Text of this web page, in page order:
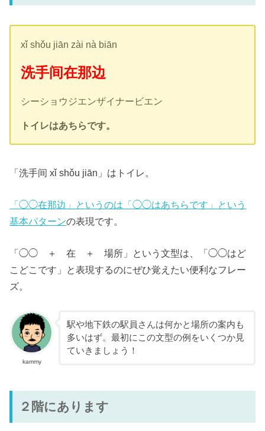
xǐ shǒu jiān zài nà biān
洗手间在那边
シーショウジエンザイナービエン
トイレはあちらです。
「洗手间 xǐ shǒu jiān」はトイレ。
「◯◯在那边」というのは「◯◯はあちらです」という
基本パターンの表現です。
「◯◯ ＋ 在 ＋ 場所」という文型は、「◯◯はど
こどこです」と表現するのにぜひ覚えたい便利なフレー
ズ。
kammy
駅や地下鉄の駅員さんは何かと場所の案内も
多いはず。最初にこの文型の例をいくつか見
ていきましょう！
２階にあります